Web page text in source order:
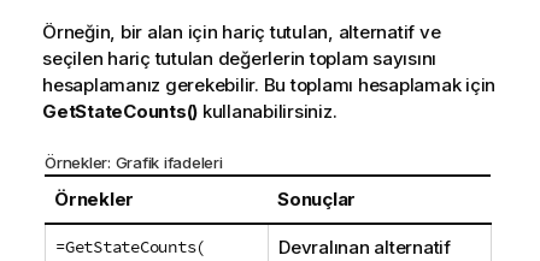
Örneğin, bir alan için hariç tutulan, alternatif ve
seçilen hariç tutulan değerlerin toplam sayısını
hesaplamanız gerekebilir. Bu toplamı hesaplamak için
GetStateCounts() kullanabilirsiniz.
Örnekler: Grafik ifadeleri
Örnekler Sonuçlar
=GetStateCounts(
Devralınan alternatif